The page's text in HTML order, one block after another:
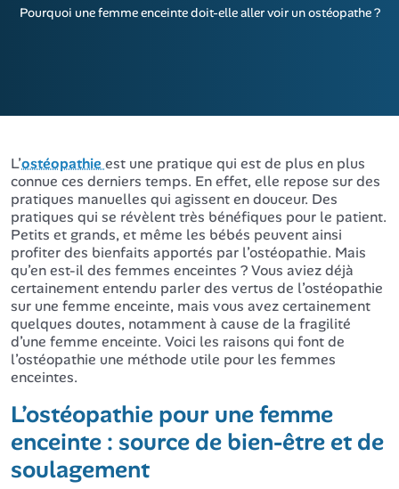
Pourquoi une femme enceinte doit-elle aller voir un ostéopathe ?
L’ostéopathieest une pratique qui est de plus en plus
connue ces derniers temps. En effet, elle repose sur des
pratiques manuelles qui agissent en douceur. Des
pratiques qui se révèlent très bénéfiques pour le patient.
Petits et grands, et même les bébés peuvent ainsi
profiter des bienfaits apportés par l’ostéopathie. Mais
qu’en est-il des femmes enceintes ? Vous aviez déjà
certainement entendu parler des vertus de l’ostéopathie
sur une femme enceinte, mais vous avez certainement
quelques doutes, notamment à cause de la fragilité
d’une femme enceinte. Voici les raisons qui font de
l’ostéopathie une méthode utile pour les femmes
enceintes.
L’ostéopathie pour une femme
enceinte : source de bien-être et de
soulagement